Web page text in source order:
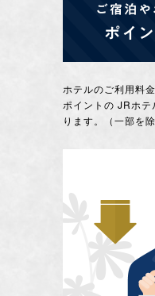
ホテルのご利用料
ポイントの JRホテ
ります。（一部を除